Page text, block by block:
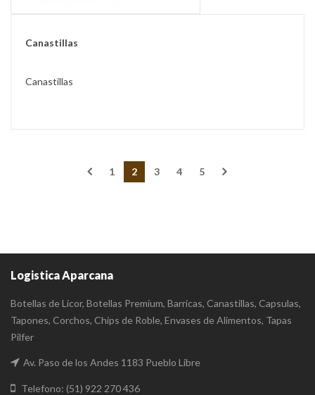
Canastillas
Canastillas
1 2 3 4 5
Logistica Aparcana
Botellas de Licor, Botellas Premium, Barricas, Canastillas, Capsulas,
Tapones, Corchos, Chips de Roble, Envases de Alimentos, Tapas
Pilfer
Av. Paso de los Andes 1183 Pueblo Libre
Telefono: (51) 922 270 436